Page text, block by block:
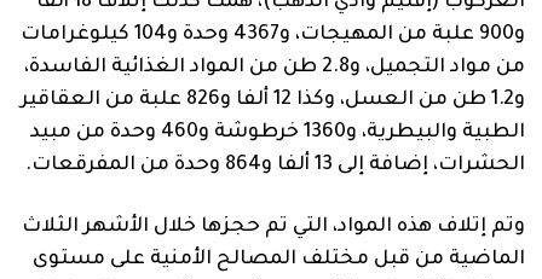
و900 علبة من المهيجات، و4367 وحدة و104 كيلوغرامات
من مواد التجميل، و2.8 طن من المواد الغذائية الفاسدة،
و1.2 طن من العسل، وكذا 12 ألفا و826 علبة من العقاقير
الطبية والبيطرية، و1360 خرطوشة و460 وحدة من مبيد
الحشرات، إضافة إلى 13 ألفا و864 وحدة من المفرقعات.
وتم إتلاف هذه المواد، التي تم حجزها خلال الأشهر الثلاث
الماضية من قبل مختلف المصالح الأمنية على مستوى